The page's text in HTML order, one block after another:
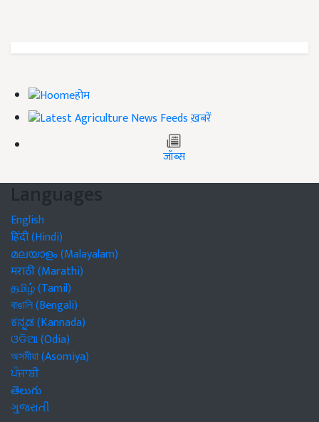
होम
ख़बरें
जॉब्स
Languages
English
हिंदी (Hindi)
മലയാളം (Malayalam)
मराठी (Marathi)
தமிழ் (Tamil)
বাঙালি (Bengali)
ಕನ್ನಡ (Kannada)
ଓଡିଆ (Odia)
অসমীয়া (Asomiya)
ਪੰਜਾਬੀ
తెలుగు
ગુજરાતી